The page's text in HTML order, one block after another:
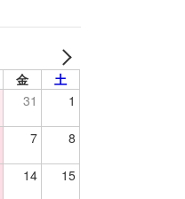
金
土
31 1
7 8
14 15